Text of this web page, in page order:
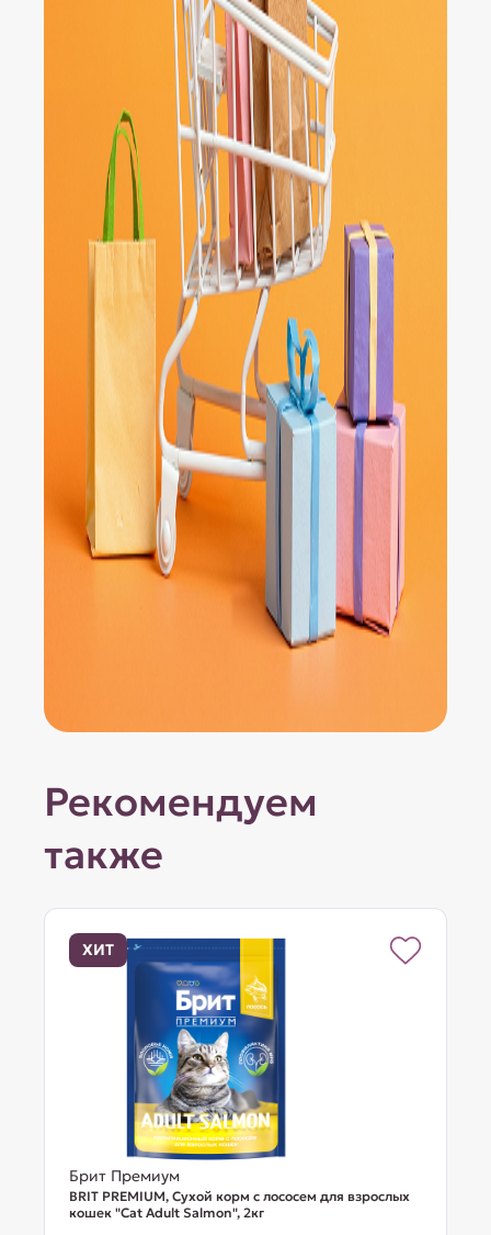
Рекомендуем
также
ХИТ
Брит Премиум
BRIT PREMIUM, Сухой корм с лососем для взрослых
кошек "Cat Adult Salmon", 2кг